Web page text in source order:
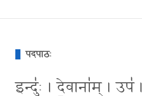
पदपाठः
इन्दुः॑ । दे॒वाना॑म् ।